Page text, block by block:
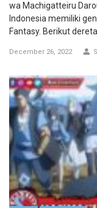
wa Machigatteiru
Indonesia memiliki
Fantasy. Berikut
December 26, 2022